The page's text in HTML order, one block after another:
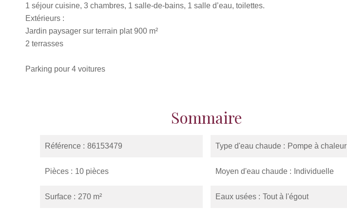
1 séjour cuisine, 3 chambres, 1 salle-de-bains, 1 salle d’eau, toilettes.
Extérieurs :
Jardin paysager sur terrain plat 900 m²
2 terrasses
Parking pour 4 voitures
Sommaire
Référence 86153479
Pièces 10 pièces
Surface 270 m²
Type d'eau chaude Pompe à chaleur
Moyen d'eau chaude Individuelle
Eaux usées Tout à l'égout